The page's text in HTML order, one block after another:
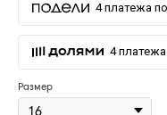
4 платежа
4 платежа
Размер